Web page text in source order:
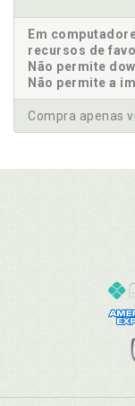
Em
recursos de
Não permite
Não permite a
Compra apenas